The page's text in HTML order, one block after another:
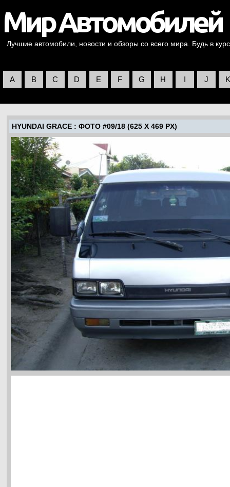
Лучшие автомобили, новости и обзоры со всего мира. Будь в
A B C D E F G H I J K
HYUNDAI GRACE : ФОТО #09/18 (625 X 469 PX)